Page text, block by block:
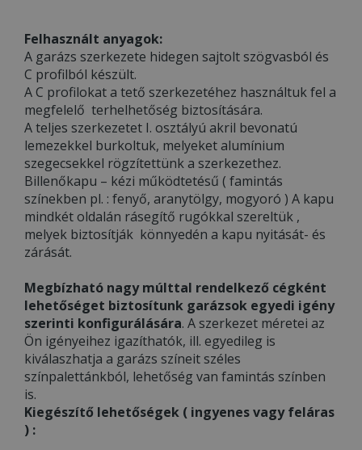
Felhasznált anyagok:
A garázs szerkezete hidegen sajtolt szögvasból és
C profilból készült.
A C profilokat a tető szerkezetéhez használtuk fel a
megfelelő terhelhetőség biztosítására.
A teljes szerkezetet I. osztályú akril bevonatú
lemezekkel burkoltuk, melyeket alumínium
szegecsekkel rögzítettünk a szerkezethez.
Billenőkapu – kézi működtetésű ( famintás
színekben pl. : fenyő, aranytölgy, mogyoró ) A kapu
mindkét oldalán rásegítő rugókkal szereltük ,
melyek biztosítják könnyedén a kapu nyitását- és
zárását.
Megbízható nagy múlttal rendelkező cégként
lehetőséget biztosítunk garázsok egyedi igény
szerinti konfigurálására. A szerkezet méretei az
Ön igényeihez igazíthatók, ill. egyedileg is
kiválaszhatja a garázs színeit széles
színpalettánkból, lehetőség van famintás színben
is.
Kiegészítő lehetőségek ( ingyenes vagy feláras
) :